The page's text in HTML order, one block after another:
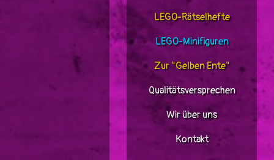
LEGO-Rätselhefte
LEGO-Minifiguren
Zur "Gelben Ente"
Qualitätsversprechen
Wir über uns
Kontakt